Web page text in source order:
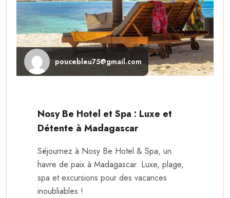
poucebleu75@gmail.com
Nosy Be Hotel et Spa : Luxe et
Détente à Madagascar
Séjournez à Nosy Be Hotel & Spa, un
havre de paix à Madagascar. Luxe, plage,
spa et excursions pour des vacances
inoubliables !